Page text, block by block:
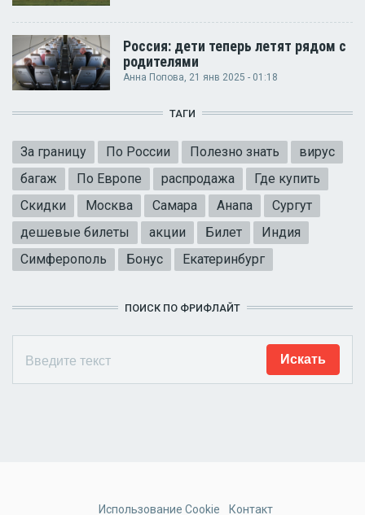
Россия: дети теперь летят рядом с
родителями
Анна Попова, 21 янв 2025 - 01:18
ТАГИ
За границу По России Полезно знать
вирус
багаж
По Европе распродажа
Где купить
Скидки
Москва Самара Анапа
Сургут
дешевые билеты
акции Билет
Индия
Симферополь
Бонус Екатеринбург
ПОИСК ПО ФРИФЛАЙТ
Использование Cookie Контакт